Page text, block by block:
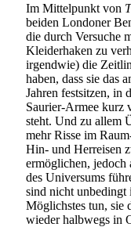
Im Mittelpunkt von
beiden Londoner
die durch Versuche
Kleiderhaken zu
irgendwie) die
haben, dass sie das
Jahren festsitzen, in
Saurier-Armee kurz
steht. Und zu allem
mehr Risse im
Hin- und Herreisen
ermöglichen, jedoch
des Universums
sind nicht unbedingt
Möglichstes tun, sie
wieder halbwegs in